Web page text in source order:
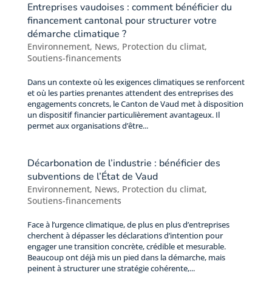
Entreprises vaudoises : comment bénéficier du
financement cantonal pour structurer votre
démarche climatique ?
Environnement, News, Protection du climat,
Soutiens-financements
Dans un contexte où les exigences climatiques se renforcent
et où les parties prenantes attendent des entreprises des
engagements concrets, le Canton de Vaud met à disposition
un dispositif financier particulièrement avantageux. Il
permet aux organisations d’être...
Décarbonation de l’industrie : bénéficier des
subventions de l’État de Vaud
Environnement, News, Protection du climat,
Soutiens-financements
Face à l’urgence climatique, de plus en plus d’entreprises
cherchent à dépasser les déclarations d’intention pour
engager une transition concrète, crédible et mesurable.
Beaucoup ont déjà mis un pied dans la démarche, mais
peinent à structurer une stratégie cohérente,...